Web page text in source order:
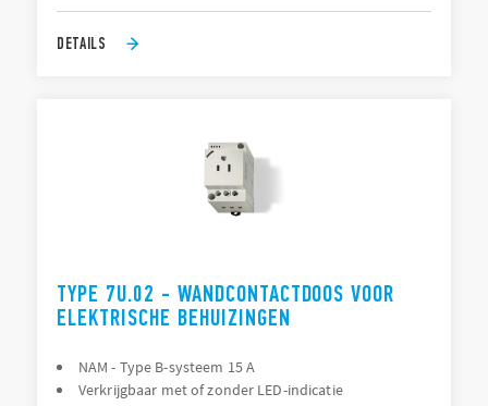
DETAILS
TYPE 7U.02 - WANDCONTACTDOOS VOOR
ELEKTRISCHE BEHUIZINGEN
NAM - Type B-systeem 15 A
Verkrijgbaar met of zonder LED-indicatie